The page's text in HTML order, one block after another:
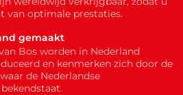
van optimale prestaties.
gemaakt
Bos worden in Nederland
en kenmerken zich door de
de Nederlandse